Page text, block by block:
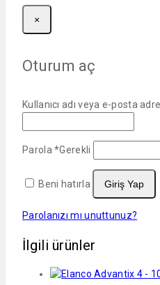
×
Oturum aç
Kullanıcı adı veya e-posta
Parola*Gerekli
Beni hatırla Giriş Yap
Parolanızı mı unuttunuz?
İlgili ürünler